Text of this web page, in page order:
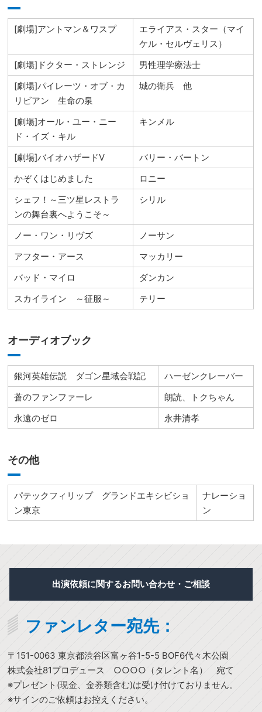
[劇場]アントマン＆ワスプ
エライアス・スター（マイ
ケル・セルヴェリス）
[劇場]ドクター・ストレンジ
男性理学療法士
[劇場]パイレーツ・オブ・カ
リビアン 生命の泉
城の衛兵 他
[劇場]オール・ユー・ニー
ド・イズ・キル
キンメル
[劇場]バイオハザードⅤ
バリー・バートン
かぞくはじめました
ロニー
シェフ！～三ツ星レストラ
ンの舞台裏へようこそ～
シリル
ノー・ワン・リヴズ
ノーサン
アフター・アース
マッカリー
バッド・マイロ
ダンカン
スカイライン ～征服～
テリー
オーディオブック
銀河英雄伝説 ダゴン星域会戦記
ハーゼンクレーバー
蒼のファンファーレ
朗読、トクちゃん
永遠のゼロ
永井清孝
その他
パテックフィリップ グランドエキシビショ
ン東京
ナレーショ
ン
出演依頼に関するお問い合わせ・ご相談
ファンレター宛先：
〒151-0063 東京都渋谷区富ヶ谷1-5-5 BOF6代々木公園
株式会社81プロデュース ○○○○（タレント名） 宛て
※プレゼント(現金、金券類含む)は受け付けておりません。
※サインのご依頼はお控えください。